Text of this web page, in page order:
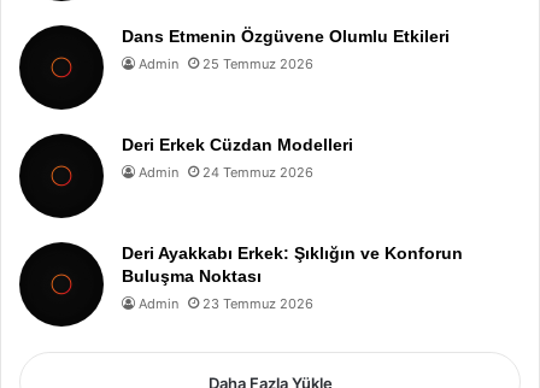
Dans Etmenin Özgüvene Olumlu Etkileri
Admin 25 Temmuz 2026
Deri Erkek Cüzdan Modelleri
Admin 24 Temmuz 2026
Deri Ayakkabı Erkek: Şıklığın ve Konforun
Buluşma Noktası
Admin 23 Temmuz 2026
Daha Fazla Yükle